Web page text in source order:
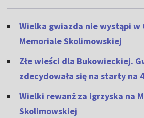
Wielka gwiazda nie wystąpi w
Memoriale Skolimowskiej
Złe wieści dla Bukowieckiej.
zdecydowała się na starty na
Wielki rewanż za igrzyska na
Skolimowskiej